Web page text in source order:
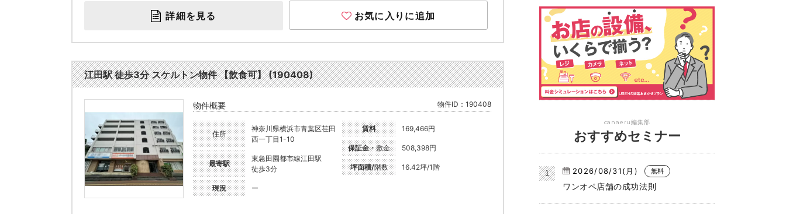
詳細を見る お気に入りに追加
江田駅 徒歩3分 スケルトン物件 【飲食可】 (190408)
物件概要 物件ID：190408
住所
神奈川県横浜市青葉区荏田
西一丁目1-10
最寄駅
東急田園都市線江田駅
徒歩3分
現況 ー
賃料 169,466円
保証金・敷金 508,398円
坪面積/階数 16.42坪/1階
canaeru編集部
おすすめセミナー
2026/08/31(月) 無料
ワンオペ店舗の成功法則